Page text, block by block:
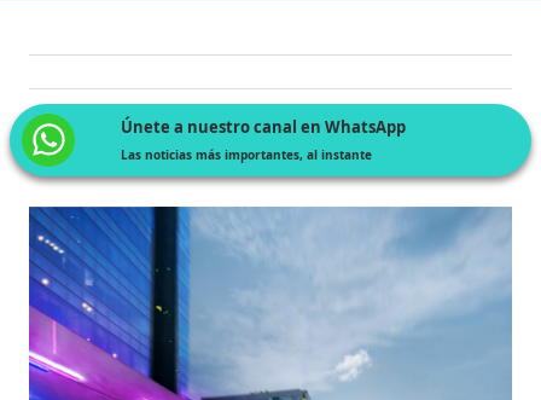
Únete a nuestro canal en WhatsApp
Las noticias más importantes, al instante